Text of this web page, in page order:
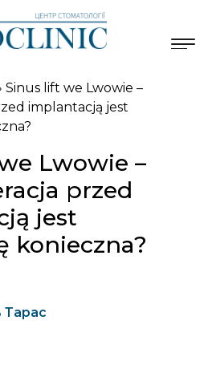
Sinus lift we Lwowie –
implantacją jest
Lwowie –
przed
jest
konieczna?
Тарас